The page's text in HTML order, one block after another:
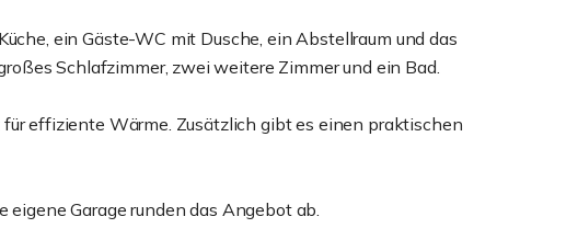
ein Gäste-WC mit Dusche, ein Abstellraum und das
Schlafzimmer, zwei weitere Zimmer und ein Bad.
effiziente Wärme. Zusätzlich gibt es einen praktischen
Garage runden das Angebot ab.